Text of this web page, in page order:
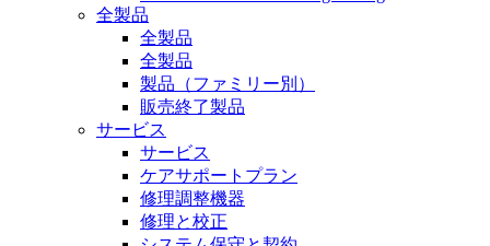
全製品
全製品
全製品
製品（ファミリー別）
販売終了製品
サービス
サービス
ケアサポートプラン
修理調整機器
修理と校正